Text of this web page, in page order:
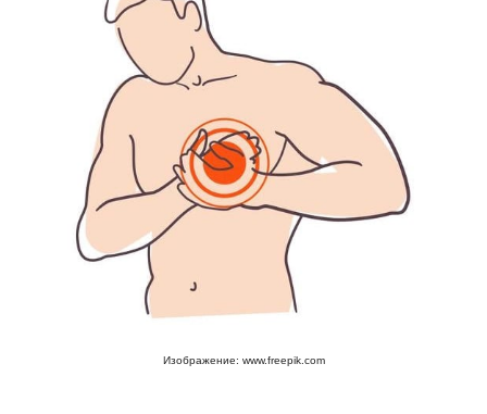
Изображение: www.freepik.com